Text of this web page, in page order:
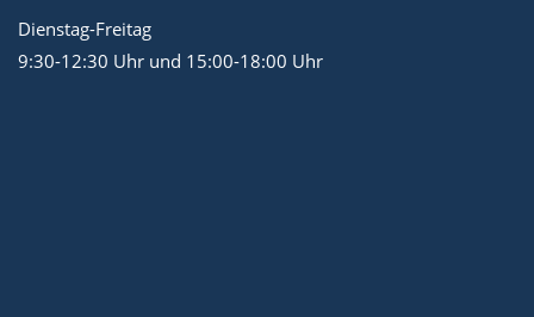
Dienstag-Freitag
9:30-12:30 Uhr und 15:00-18:00 Uhr